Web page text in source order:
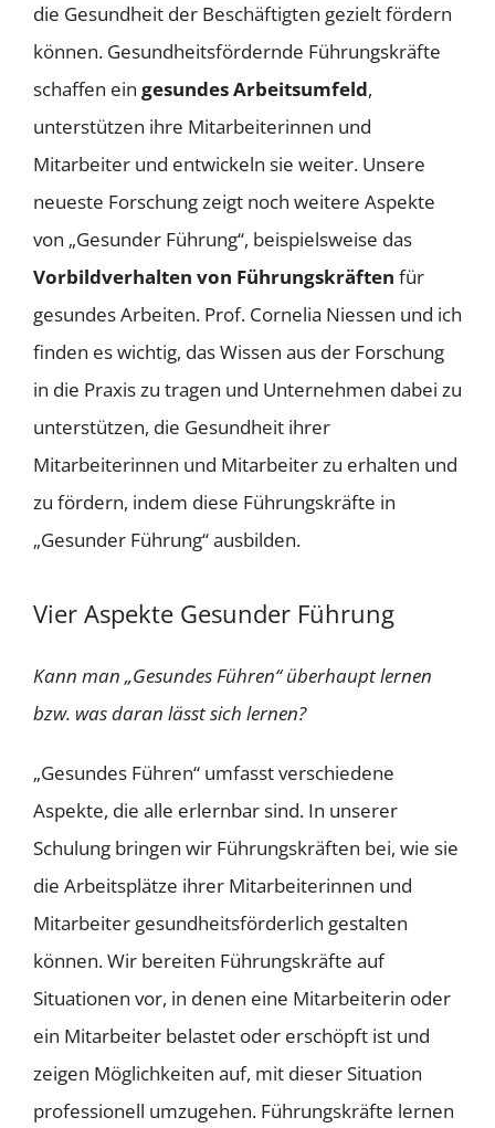
die Gesundheit der Beschäftigten gezielt fördern
können. Gesundheitsfördernde Führungskräfte
schaffen ein gesundes Arbeitsumfeld,
unterstützen ihre Mitarbeiterinnen und
Mitarbeiter und entwickeln sie weiter. Unsere
neueste Forschung zeigt noch weitere Aspekte
von „Gesunder Führung“, beispielsweise das
Vorbildverhalten von Führungskräften für
gesundes Arbeiten. Prof. Cornelia Niessen und ich
finden es wichtig, das Wissen aus der Forschung
in die Praxis zu tragen und Unternehmen dabei zu
unterstützen, die Gesundheit ihrer
Mitarbeiterinnen und Mitarbeiter zu erhalten und
zu fördern, indem diese Führungskräfte in
„Gesunder Führung“ ausbilden.
Vier Aspekte Gesunder Führung
Kann man „Gesundes Führen“ überhaupt lernen
bzw. was daran lässt sich lernen?
„Gesundes Führen“ umfasst verschiedene
Aspekte, die alle erlernbar sind. In unserer
Schulung bringen wir Führungskräften bei, wie sie
die Arbeitsplätze ihrer Mitarbeiterinnen und
Mitarbeiter gesundheitsförderlich gestalten
können. Wir bereiten Führungskräfte auf
Situationen vor, in denen eine Mitarbeiterin oder
ein Mitarbeiter belastet oder erschöpft ist und
zeigen Möglichkeiten auf, mit dieser Situation
professionell umzugehen. Führungskräfte lernen